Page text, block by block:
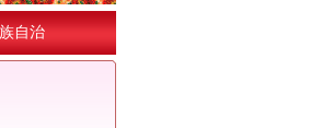
自治